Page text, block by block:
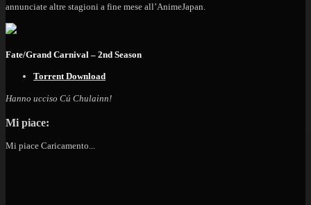
annunciate altre stagioni a fine mese all’AnimeJapan.
Fate/Grand Carnival – 2nd Season
Torrent Download
Hanno ucciso Cú Chulainn!
Mi piace:
Mi piace Caricamento...